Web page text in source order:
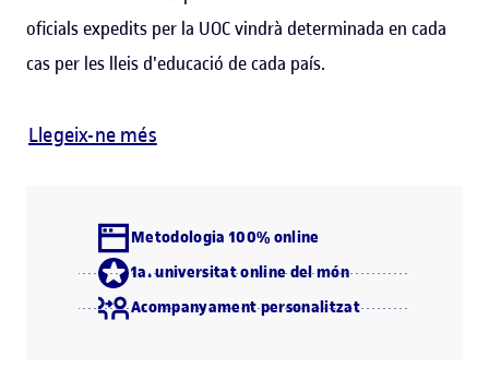
oficials expedits per la UOC vindrà determinada en cada
cas per les lleis d'educació de cada país.
Llegeix-ne més
Metodologia 100% online
1a. universitat online del món
Acompanyament personalitzat